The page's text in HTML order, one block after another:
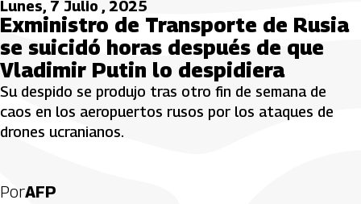
Lunes, 7 Julio , 2025
Exministro de Transporte de Rusia
se suicidó horas después de que
Vladimir Putin lo despidiera
Su despido se produjo tras otro fin de semana de
caos en los aeropuertos rusos por los ataques de
drones ucranianos.
PorAFP